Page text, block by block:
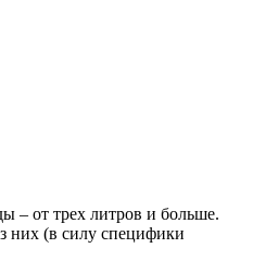
– от трех литров и больше.
них (в силу специфики